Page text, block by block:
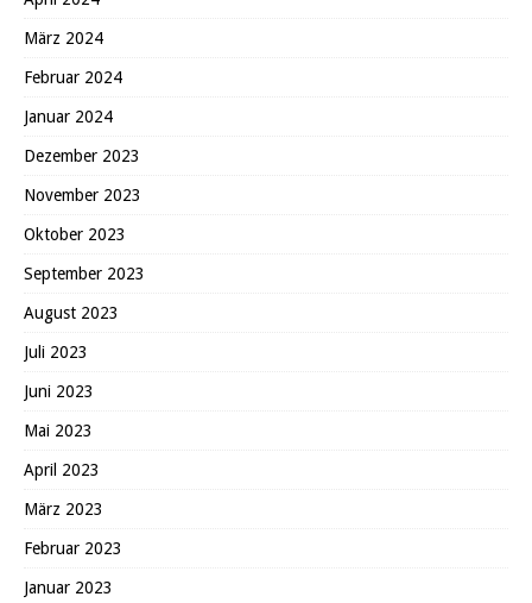
März 2024
Februar 2024
Januar 2024
Dezember 2023
November 2023
Oktober 2023
September 2023
August 2023
Juli 2023
Juni 2023
Mai 2023
April 2023
März 2023
Februar 2023
Januar 2023